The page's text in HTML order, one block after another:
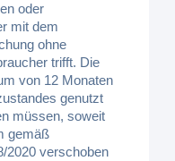
oder
mit dem
ohne
trifft. Die
von 12 Monaten
genutzt
müssen, soweit
gemäß
2020 verschoben